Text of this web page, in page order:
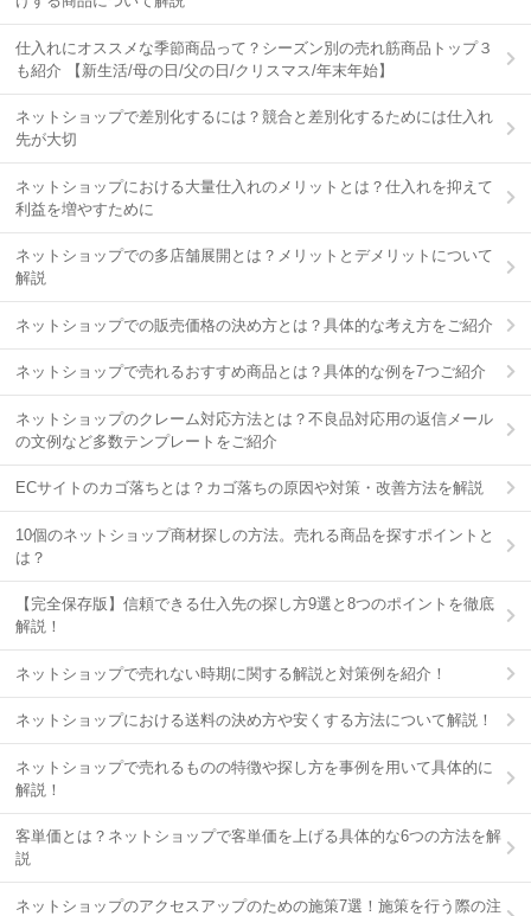
仕入れにオススメな季節商品って？シーズン別の売れ筋商品トップ３
も紹介 【新生活/母の日/父の日/クリスマス/年末年始】
ネットショップで差別化するには？競合と差別化するためには仕入れ
先が大切
ネットショップにおける大量仕入れのメリットとは？仕入れを抑えて
利益を増やすために
ネットショップでの多店舗展開とは？メリットとデメリットについて
解説
ネットショップでの販売価格の決め方とは？具体的な考え方をご紹介
ネットショップで売れるおすすめ商品とは？具体的な例を7つご紹介
ネットショップのクレーム対応方法とは？不良品対応用の返信メール
の文例など多数テンプレートをご紹介
ECサイトのカゴ落ちとは？カゴ落ちの原因や対策・改善方法を解説
10個のネットショップ商材探しの方法。売れる商品を探すポイントと
は？
【完全保存版】信頼できる仕入先の探し方9選と8つのポイントを徹底
解説！
ネットショップで売れない時期に関する解説と対策例を紹介！
ネットショップにおける送料の決め方や安くする方法について解説！
ネットショップで売れるものの特徴や探し方を事例を用いて具体的に
解説！
客単価とは？ネットショップで客単価を上げる具体的な6つの方法を解
説
ネットショップのアクセスアップのための施策7選！施策を行う際の注